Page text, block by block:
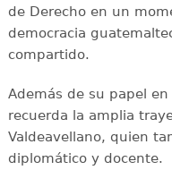
de Derecho en un
democracia
compartido.
Además de su papel
recuerda la amplia
Valdeavellano, quien
diplomático y docente.